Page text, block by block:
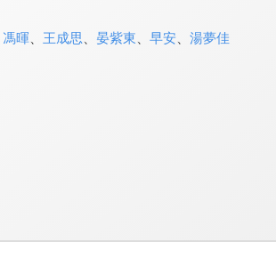
馮暉 王成思 晏紫東 早安 湯夢佳